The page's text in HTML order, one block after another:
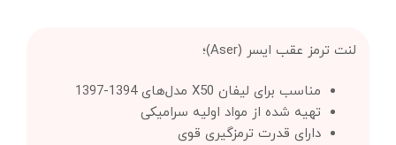
لنت ترمز عقب ایسر (Aser)؛
مناسب برای لیفان X50 مدل‌های 1394-1397
تهیه شده از مواد اولیه سرامیکی
دارای قدرت ترمزگیری قوی